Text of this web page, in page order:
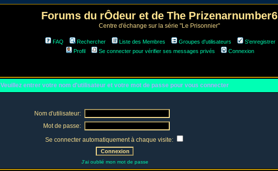
Forums du rÔdeur et de The Prizenarnumber6
Centre d'échange sur la série "Le Prisonnier"
FAQ Rechercher Liste des Membres Groupes d'utilisateurs
S'enregistrer
Profil
Se connecter pour vérifier ses messages privés Connexion
Veuillez entrer votre nom d'utilisateur et votre mot de passe pour vous connecter
Nom d'utilisateur:
Mot de passe:
Se connecter automatiquement à chaque visite:
J'ai oublié mon mot de passe